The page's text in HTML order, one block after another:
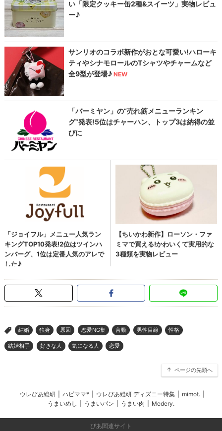
> 結婚 独身 原因 恋愛NG集 言動 男性目線 性格
結婚相手 好きな人 気になる人 恋愛
ページの先頭へ
ウレぴあ総研 ハピママ* ウレぴあ総研 ディズニー特集 mimot.
うまいめし
うまいパン うまい肉 Medery.
ぴあ関連サイト